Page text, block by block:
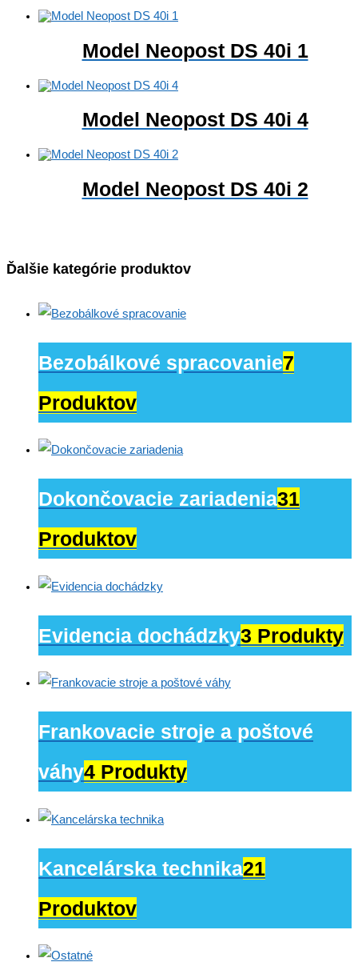
Model Neopost DS 40i 1
Model Neopost DS 40i 4
Model Neopost DS 40i 2
Ďalšie kategórie produktov
Bezobálkové spracovanie7
Produktov
Dokončovacie zariadenia31
Produktov
Evidencia dochádzky3 Produkty
Frankovacie stroje a poštové
váhy4 Produkty
Kancelárska technika21
Produktov